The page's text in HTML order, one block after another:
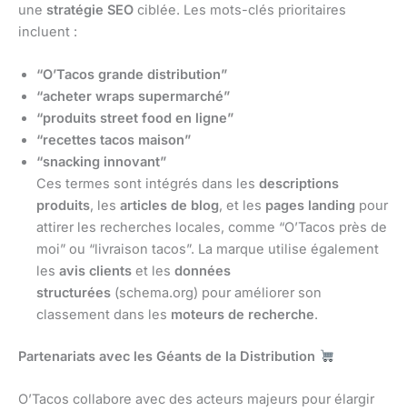
une stratégie SEO ciblée. Les mots-clés prioritaires
incluent :
“O’Tacos grande distribution”
“acheter wraps supermarché”
“produits street food en ligne”
“recettes tacos maison”
“snacking innovant”
Ces termes sont intégrés dans les descriptions
produits, les articles de blog, et les pages landing pour
attirer les recherches locales, comme “O’Tacos près de
moi” ou “livraison tacos”. La marque utilise également
les avis clients et les données
structurées (schema.org) pour améliorer son
classement dans les moteurs de recherche.
Partenariats avec les Géants de la Distribution
O’Tacos collabore avec des acteurs majeurs pour élargir